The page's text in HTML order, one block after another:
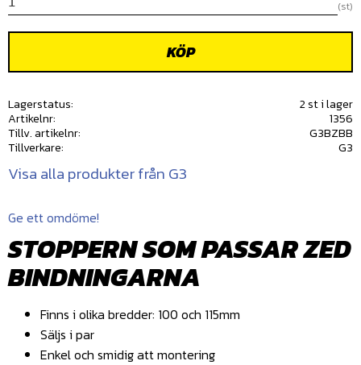
st
KÖP
Lagerstatus
2 st i lager
Artikelnr
1356
Tillv. artikelnr
G3BZBB
Tillverkare
G3
Visa alla produkter från G3
Ge ett omdöme!
STOPPERN SOM PASSAR ZED
BINDNINGARNA
Finns i olika bredder: 100 och 115mm
Säljs i par
Enkel och smidig att montering